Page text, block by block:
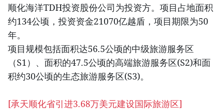
顺化海洋TDH投资股份公司为投资方。项目占地面积
约134公顷，投资资金21070亿越盾，项目期限为50
年。
项目规模包括面积达56.5公顷的中级旅游服务区
（S1）、面积的47.5公顷的高端旅游服务区(S2)和面
积约30公顷的生态旅游服务区(S3)。
[承天顺化省引进3.68万美元建设国际旅游区]